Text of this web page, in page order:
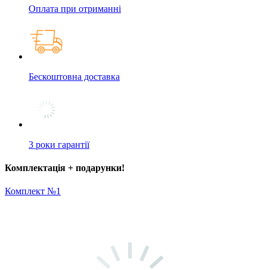
Оплата при отриманні
Бескоштовна доставка
3 роки гарантії
Комплектація + подарунки!
Комплект №1